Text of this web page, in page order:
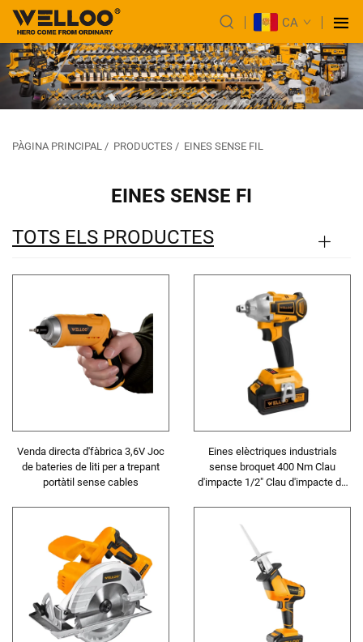
CA
PÀGINA PRINCIPAL / PRODUCTES / EINES SENSE FIL
EINES SENSE FI
TOTS ELS PRODUCTES
Venda directa d'fàbrica 3,6V Joc
de bateries de liti per a trepant
portàtil sense cables
Eines elèctriques industrials
sense broquet 400 Nm Clau
d'impacte 1/2" Clau d'impacte de